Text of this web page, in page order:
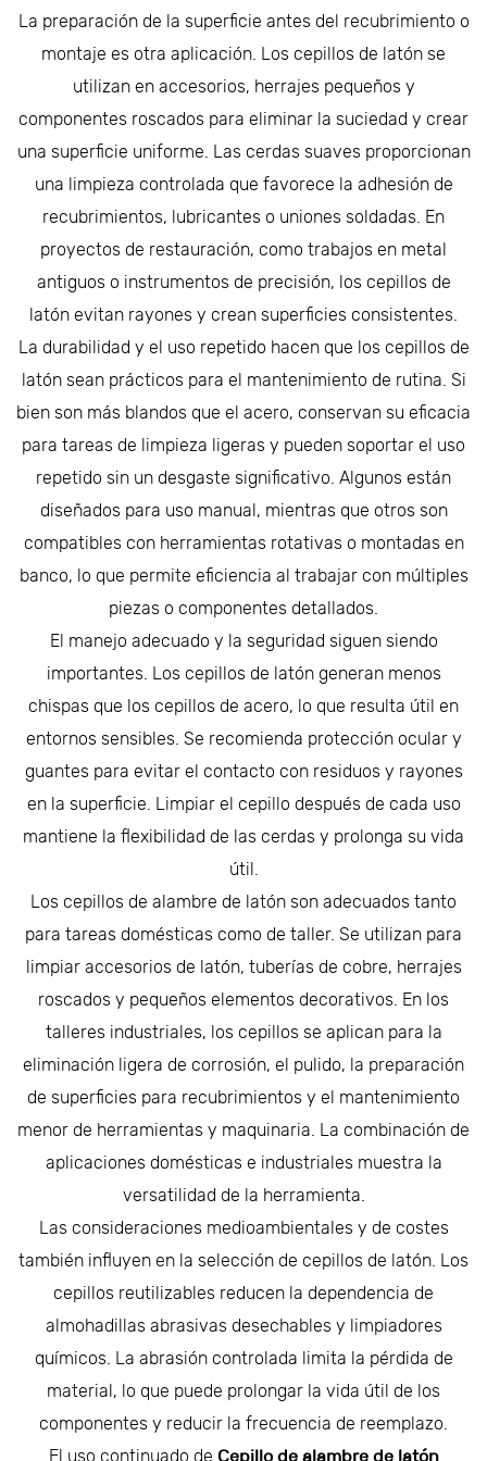
La preparación de la superficie antes del recubrimiento o
montaje es otra aplicación. Los cepillos de latón se
utilizan en accesorios, herrajes pequeños y
componentes roscados para eliminar la suciedad y crear
una superficie uniforme. Las cerdas suaves proporcionan
una limpieza controlada que favorece la adhesión de
recubrimientos, lubricantes o uniones soldadas. En
proyectos de restauración, como trabajos en metal
antiguos o instrumentos de precisión, los cepillos de
latón evitan rayones y crean superficies consistentes.
La durabilidad y el uso repetido hacen que los cepillos de
latón sean prácticos para el mantenimiento de rutina. Si
bien son más blandos que el acero, conservan su eficacia
para tareas de limpieza ligeras y pueden soportar el uso
repetido sin un desgaste significativo. Algunos están
diseñados para uso manual, mientras que otros son
compatibles con herramientas rotativas o montadas en
banco, lo que permite eficiencia al trabajar con múltiples
piezas o componentes detallados.
El manejo adecuado y la seguridad siguen siendo
importantes. Los cepillos de latón generan menos
chispas que los cepillos de acero, lo que resulta útil en
entornos sensibles. Se recomienda protección ocular y
guantes para evitar el contacto con residuos y rayones
en la superficie. Limpiar el cepillo después de cada uso
mantiene la flexibilidad de las cerdas y prolonga su vida
útil.
Los cepillos de alambre de latón son adecuados tanto
para tareas domésticas como de taller. Se utilizan para
limpiar accesorios de latón, tuberías de cobre, herrajes
roscados y pequeños elementos decorativos. En los
talleres industriales, los cepillos se aplican para la
eliminación ligera de corrosión, el pulido, la preparación
de superficies para recubrimientos y el mantenimiento
menor de herramientas y maquinaria. La combinación de
aplicaciones domésticas e industriales muestra la
versatilidad de la herramienta.
Las consideraciones medioambientales y de costes
también influyen en la selección de cepillos de latón. Los
cepillos reutilizables reducen la dependencia de
almohadillas abrasivas desechables y limpiadores
químicos. La abrasión controlada limita la pérdida de
material, lo que puede prolongar la vida útil de los
componentes y reducir la frecuencia de reemplazo.
El uso continuado de Cepillo de alambre de latón